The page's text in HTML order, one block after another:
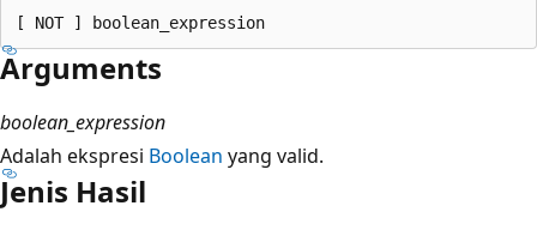
Arguments
boolean_expression
Adalah ekspresi Boolean yang valid.
Jenis Hasil